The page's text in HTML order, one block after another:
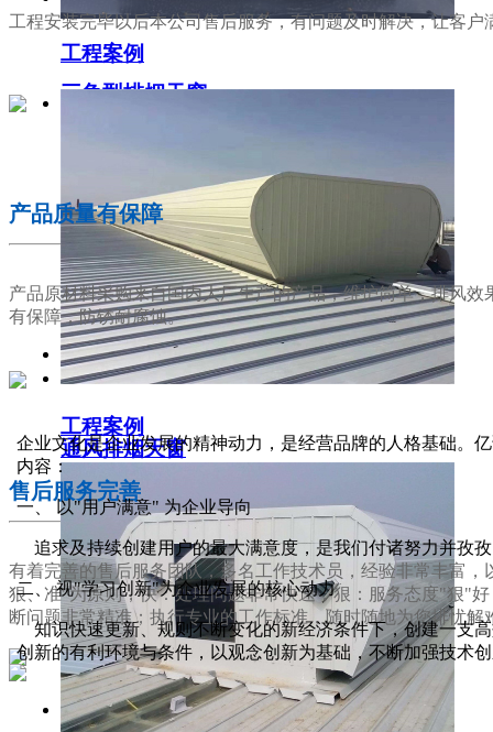
三角型排烟天窗
通风排烟天窗
工程案例
工程案例
工程安装完毕以后本公司售后服务，有问题及时解决，让客户
产品质量有保障
产品原材料采购来自国内大厂生产的产品，维护简单，排风效
有保障，防锈耐腐蚀。
03
售后服务完善
有着完善的售后服务团队，多名工作技术员，经验非常丰富，
狠、准"为原则，快：处理问题非常快速；狠：服务态度"狠"
断问题非常精准；执行专业的工作标准，随时随地为您排忧解
企业文化是企业发展的精神动力，是经营品牌的人格基础。
内容：
一、 以"用户满意" 为企业导向
追求及持续创建用户的最大满意度，是我们付诸努力并孜
二、 视"学习创新"为企业发展的核心动力
知识快速更新、规则不断变化的新经济条件下，创建一支
创新的有利环境与条件，以观念创新为基础，不断加强技术